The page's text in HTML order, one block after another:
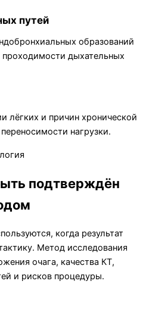
путей
образований
дыхательных
лёгких и причин хронической
нагрузки.
подтверждён
когда результат
Метод исследования
очага, качества КТ,
и рисков процедуры.